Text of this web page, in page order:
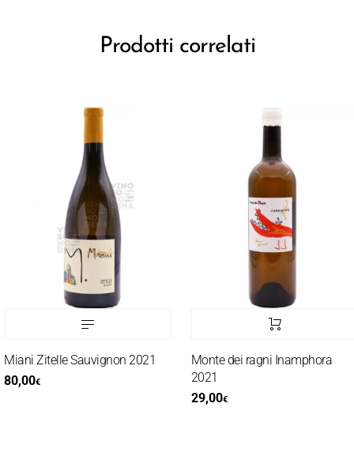
Prodotti correlati
Zitelle Sauvignon 2021
€
Monte dei ragni Inamphora
2021
29,00€